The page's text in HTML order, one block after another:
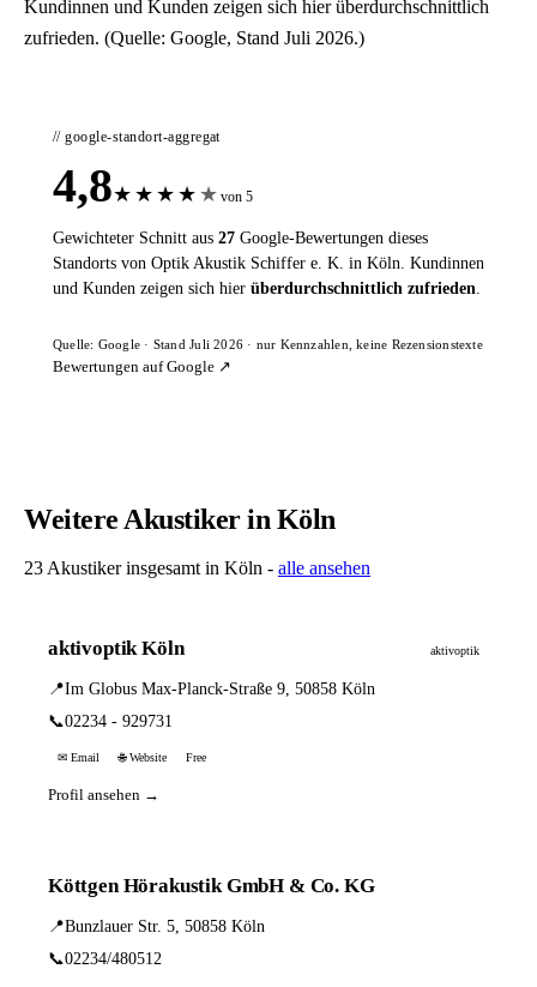
Kundinnen und Kunden zeigen sich hier überdurchschnittlich
zufrieden. (Quelle: Google, Stand Juli 2026.)
// google-standort-aggregat
4,8★ ★ ★ ★ ★ von 5
Gewichteter Schnitt aus 27 Google-Bewertungen dieses
Standorts von Optik Akustik Schiffer e. K. in Köln. Kundinnen
und Kunden zeigen sich hier überdurchschnittlich zufrieden.
Quelle: Google · Stand Juli 2026 · nur Kennzahlen, keine Rezensionstexte
Bewertungen auf Google ↗
Weitere Akustiker in Köln
23 Akustiker insgesamt in Köln - alle ansehen
aktivoptik Köln aktivoptik
📍Im Globus Max-Planck-Straße 9, 50858 Köln
📞02234 - 929731
✉ Email 🌐 Website Free
Profil ansehen →
Köttgen Hörakustik GmbH & Co. KG
📍Bunzlauer Str. 5, 50858 Köln
📞02234/480512